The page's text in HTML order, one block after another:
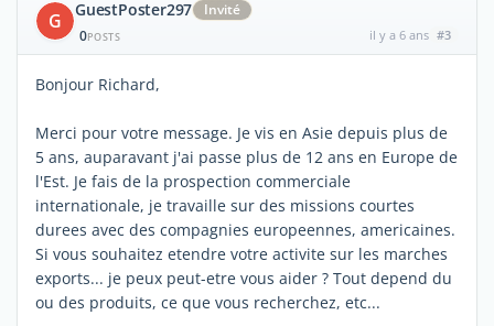
G GuestPoster297
Invité
0POSTS il y a 6 ans #3
Bonjour Richard,
Merci pour votre message. Je vis en Asie depuis plus de
5 ans, auparavant j'ai passe plus de 12 ans en Europe de
l'Est. Je fais de la prospection commerciale
internationale, je travaille sur des missions courtes
durees avec des compagnies europeennes, americaines.
Si vous souhaitez etendre votre activite sur les marches
exports... je peux peut-etre vous aider ? Tout depend du
ou des produits, ce que vous recherchez, etc...